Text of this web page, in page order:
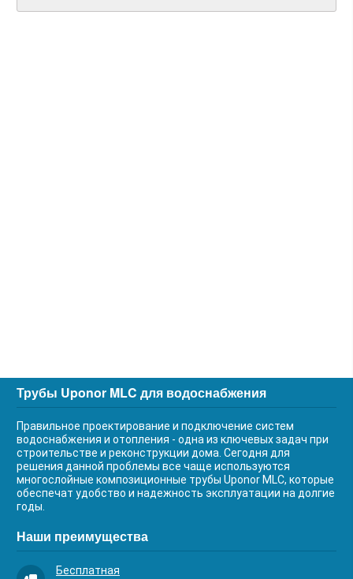
Трубы Uponor MLC для водоснабжения
Правильное проектирование и подключение систем
водоснабжения и отопления - одна из ключевых задач при
строительстве и реконструкции дома. Сегодня для
решения данной проблемы все чаще используются
многослойные композиционные трубы Uponor MLC, которые
обеспечат удобство и надежность эксплуатации на долгие
годы.
Наши преимущества
Бесплатная